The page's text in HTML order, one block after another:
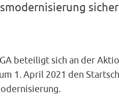
beteiligt sich an der
1. April 2021 den